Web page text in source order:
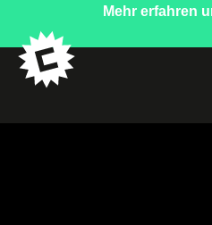
Mehr erfahren